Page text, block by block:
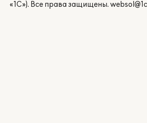
«1С»). Все права защищены.